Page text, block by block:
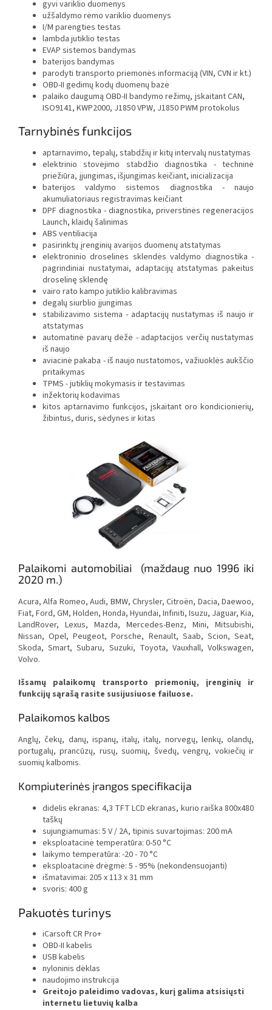
gyvi variklio duomenys
užšaldymo rėmo variklio duomenys
I/M parengties testas
lambda jutiklio testas
EVAP sistemos bandymas
baterijos bandymas
parodyti transporto priemonės informaciją (VIN, CVN ir kt.)
OBD-II gedimų kodų duomenų bazė
palaiko daugumą OBD-II bandymo režimų, įskaitant CAN,
ISO9141, KWP2000, J1850 VPW, J1850 PWM protokolus
Tarnybinės funkcijos
aptarnavimo, tepalų, stabdžių ir kitų intervalų nustatymas
elektrinio stovėjimo stabdžio diagnostika - techninė
priežiūra, įjungimas, išjungimas keičiant, inicializacija
baterijos valdymo sistemos diagnostika - naujo
akumuliatoriaus registravimas keičiant
DPF diagnostika - diagnostika, priverstinės regeneracijos
Launch, klaidų šalinimas
ABS ventiliacija
pasirinktų įrenginių avarijos duomenų atstatymas
elektroninio droselinės sklendės valdymo diagnostika -
pagrindiniai nustatymai, adaptacijų atstatymas pakeitus
droselinę sklendę
vairo rato kampo jutiklio kalibravimas
degalų siurblio įjungimas
stabilizavimo sistema - adaptacijų nustatymas iš naujo ir
atstatymas
automatinė pavarų dėžė - adaptacijos verčių nustatymas
iš naujo
aviacinė pakaba - iš naujo nustatomos, važiuoklės aukščio
pritaikymas
TPMS - jutiklių mokymasis ir testavimas
inžektorių kodavimas
kitos aptarnavimo funkcijos, įskaitant oro kondicionierių,
žibintus, duris, sėdynes ir kitas
Palaikomi automobiliai (maždaug nuo 1996 iki
2020 m.)
Acura, Alfa Romeo, Audi, BMW, Chrysler, Citroën, Dacia, Daewoo,
Fiat, Ford, GM, Holden, Honda, Hyundai, Infiniti, Isuzu, Jaguar, Kia,
LandRover, Lexus, Mazda, Mercedes-Benz, Mini, Mitsubishi,
Nissan, Opel, Peugeot, Porsche, Renault, Saab, Scion, Seat,
Skoda, Smart, Subaru, Suzuki, Toyota, Vauxhall, Volkswagen,
Volvo.
Išsamų palaikomų transporto priemonių, įrenginių ir
funkcijų sąrašą rasite susijusiuose failuose.
Palaikomos kalbos
Anglų, čekų, danų, ispanų, italų, italų, norvegų, lenkų, olandų,
portugalų, prancūzų, rusų, suomių, švedų, vengrų, vokiečių ir
suomių kalbomis.
Kompiuterinės įrangos specifikacija
didelis ekranas: 4,3 TFT LCD ekranas, kurio raiška 800x480
taškų
sujungiamumas: 5 V / 2A, tipinis suvartojimas: 200 mA
eksploatacinė temperatūra: 0-50 °C
laikymo temperatūra: -20 - 70 °C
eksploatacinė drėgmė: 5 - 95% (nekondensuojanti)
išmatavimai: 205 x 113 x 31 mm
svoris: 400 g
Pakuotės turinys
iCarsoft CR Pro+
OBD-II kabelis
USB kabelis
nyloninis dėklas
naudojimo instrukcija
Greitojo paleidimo vadovas, kurį galima atsisiųsti
internetu lietuvių kalba